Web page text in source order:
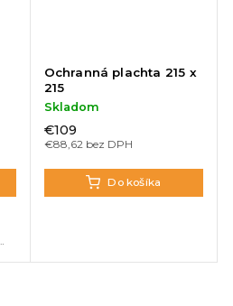
Ochranná plachta 215 x
215
Skladom
€88,62 bez DPH
€109
Do košíka